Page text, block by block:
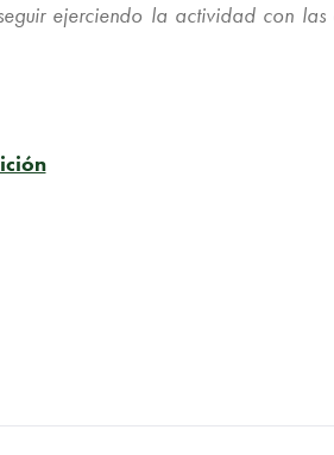
ejerciendo la actividad con